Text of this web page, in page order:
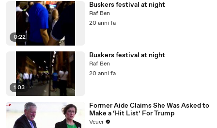
0:22
Buskers festival at night
Raf Ben
20 anni fa
1:03
Buskers festival at night
Raf Ben
20 anni fa
Former Aide Claims She Was Asked to
Make a ‘Hit List’ For Trump
Veuer